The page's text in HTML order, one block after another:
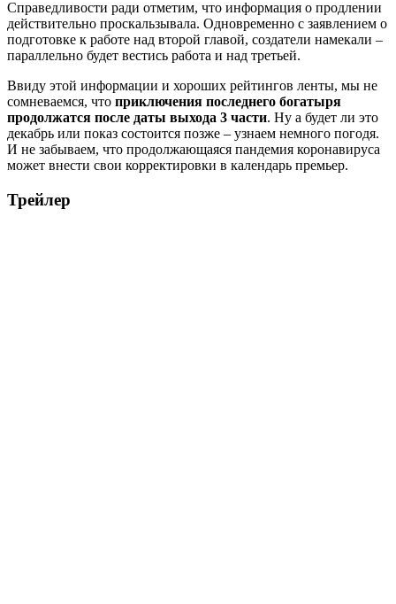
Справедливости ради отметим, что информация о продлении
действительно проскальзывала. Одновременно с заявлением о
подготовке к работе над второй главой, создатели намекали –
параллельно будет вестись работа и над третьей.
Ввиду этой информации и хороших рейтингов ленты, мы не
сомневаемся, что приключения последнего богатыря
продолжатся после даты выхода 3 части. Ну а будет ли это
декабрь или показ состоится позже – узнаем немного погодя.
И не забываем, что продолжающаяся пандемия коронавируса
может внести свои корректировки в календарь премьер.
Трейлер